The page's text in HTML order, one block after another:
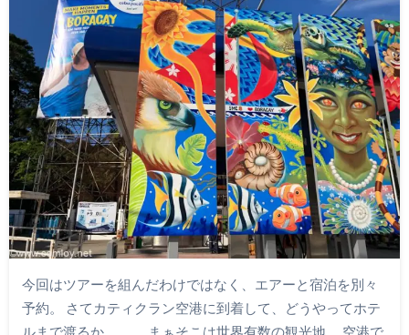
今回はツアーを組んだわけではなく、エアーと宿泊を別々
予約。 さてカティクラン空港に到着して、どうやってホテ
ルまで渡るか。。。 まぁそこは世界有数の観光地。 空港で